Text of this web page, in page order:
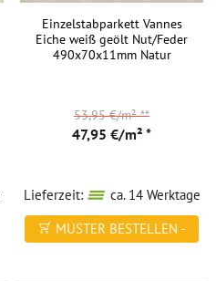
Einzelstabparkett Vannes
Eiche weiß geölt Nut/Feder
490x70x11mm Natur
47,95 €/m² *
53,95 €/m²**
Lieferzeit:
ca. 14 Werktage
MUSTER BESTELLEN -